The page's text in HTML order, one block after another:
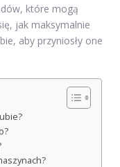
które mogą
jak maksymalnie
aby przyniosły one